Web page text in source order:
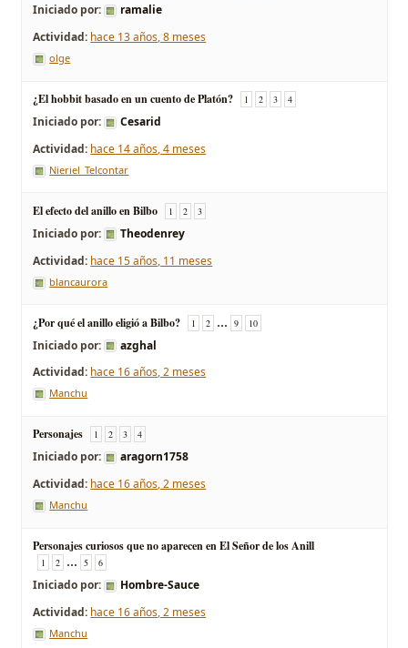
Iniciado por:
ramalie
hace 13 años, 8 meses
olge
¿El hobbit basado en un cuento de Platón? 1 2 3 4
Iniciado por:
Cesarid
hace 14 años, 4 meses
Nieriel_Telcontar
El efecto del anillo en Bilbo 1 2 3
Iniciado por:
Theodenrey
hace 15 años, 11 meses
blancaurora
¿Por qué el anillo eligió a Bilbo? 1 2 … 9 10
Iniciado por:
azghal
hace 16 años, 2 meses
Manchu
Personajes 1 2 3 4
Iniciado por:
aragorn1758
hace 16 años, 2 meses
Manchu
Personajes curiosos que no aparecen en El Señor de los Anill
1 2 … 5 6
Iniciado por:
Hombre-Sauce
hace 16 años, 2 meses
Manchu